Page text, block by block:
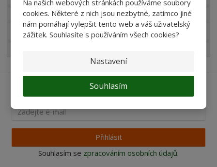
Na našich webových stránkách používáme soubory
cookies. Některé z nich jsou nezbytné, zatímco jiné
nám pomáhají vylepšit tento web a váš uživatelský
zážitek. Souhlasíte s používáním všech cookies?
Nastavení
Souhlasím
Produkty pro akvaristy
Pro děti
Přihlásit
Souhlasím se zpracováním osobních údajů.